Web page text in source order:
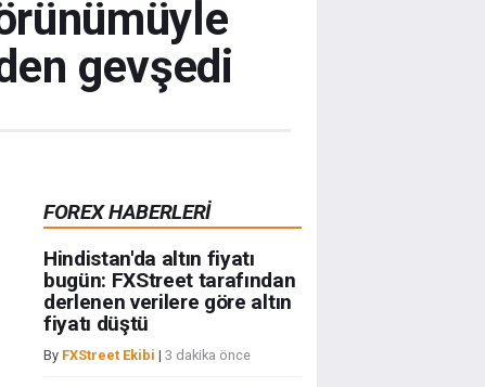
gevşedi
FOREX HABERLERİ
Hindistan'da altın fiyatı
bugün: FXStreet tarafından
derlenen verilere göre altın
fiyatı düştü
By FXStreet Ekibi | 3 dakika önce